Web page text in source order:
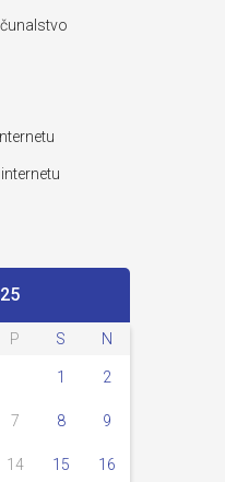
P S N
1 2
7 8 9
14 15 16